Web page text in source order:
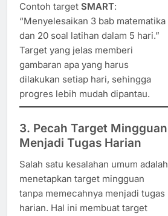
Contoh target SMART:
“Menyelesaikan 3 bab matematika
dan 20 soal latihan dalam 5 hari.”
Target yang jelas memberi
gambaran apa yang harus
dilakukan setiap hari, sehingga
progres lebih mudah dipantau.
3. Pecah Target Mingguan
Menjadi Tugas Harian
Salah satu kesalahan umum adalah
menetapkan target mingguan
tanpa memecahnya menjadi tugas
harian. Hal ini membuat target